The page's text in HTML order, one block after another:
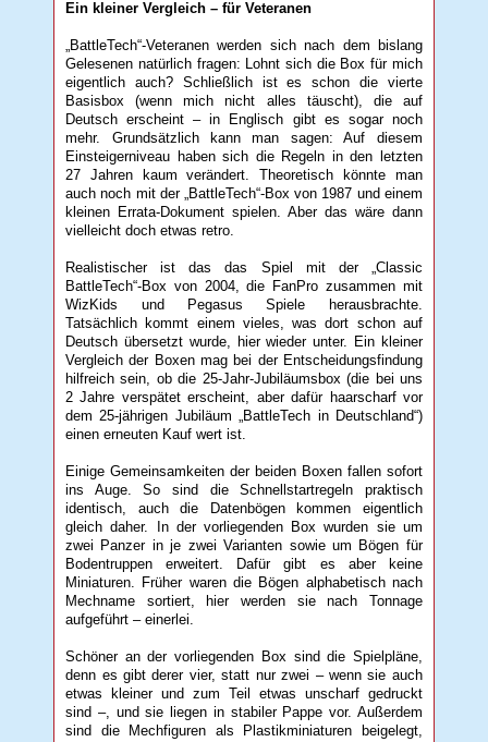
Ein kleiner Vergleich – für Veteranen
„BattleTech“-Veteranen werden sich nach dem bislang
Gelesenen natürlich fragen: Lohnt sich die Box für mich
eigentlich auch? Schließlich ist es schon die vierte
Basisbox (wenn mich nicht alles täuscht), die auf
Deutsch erscheint – in Englisch gibt es sogar noch
mehr. Grundsätzlich kann man sagen: Auf diesem
Einsteigerniveau haben sich die Regeln in den letzten
27 Jahren kaum verändert. Theoretisch könnte man
auch noch mit der „BattleTech“-Box von 1987 und einem
kleinen Errata-Dokument spielen. Aber das wäre dann
vielleicht doch etwas retro.
Realistischer ist das das Spiel mit der „Classic
BattleTech“-Box von 2004, die FanPro zusammen mit
WizKids und Pegasus Spiele herausbrachte.
Tatsächlich kommt einem vieles, was dort schon auf
Deutsch übersetzt wurde, hier wieder unter. Ein kleiner
Vergleich der Boxen mag bei der Entscheidungsfindung
hilfreich sein, ob die 25-Jahr-Jubiläumsbox (die bei uns
2 Jahre verspätet erscheint, aber dafür haarscharf vor
dem 25-jährigen Jubiläum „BattleTech in Deutschland“)
einen erneuten Kauf wert ist.
Einige Gemeinsamkeiten der beiden Boxen fallen sofort
ins Auge. So sind die Schnellstartregeln praktisch
identisch, auch die Datenbögen kommen eigentlich
gleich daher. In der vorliegenden Box wurden sie um
zwei Panzer in je zwei Varianten sowie um Bögen für
Bodentruppen erweitert. Dafür gibt es aber keine
Miniaturen. Früher waren die Bögen alphabetisch nach
Mechname sortiert, hier werden sie nach Tonnage
aufgeführt – einerlei.
Schöner an der vorliegenden Box sind die Spielpläne,
denn es gibt derer vier, statt nur zwei – wenn sie auch
etwas kleiner und zum Teil etwas unscharf gedruckt
sind –, und sie liegen in stabiler Pappe vor. Außerdem
sind die Mechfiguren als Plastikminiaturen beigelegt,